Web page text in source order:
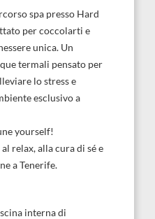
spa presso Hard
per coccolarti e
unica. Un
termali pensato per
lo stress e
esclusivo a
yourself!
relax, alla cura di sé e
a Tenerife.
interna di